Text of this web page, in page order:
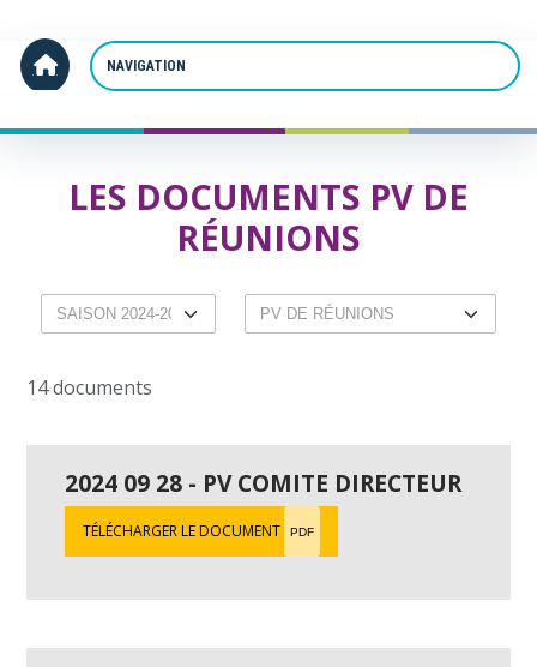
Accueil PV de réunions
LES DOCUMENTS PV DE
RÉUNIONS
14 documents
2024 09 28 - PV COMITE DIRECTEUR
TÉLÉCHARGER LE DOCUMENT PDF